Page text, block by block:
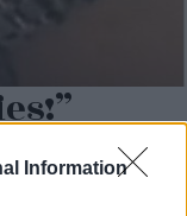
Information–